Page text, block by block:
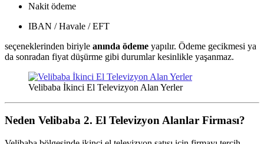
Nakit ödeme
IBAN / Havale / EFT
seçeneklerinden biriyle anında ödeme yapılır. Ödeme gecikmesi ya
da sonradan fiyat düşürme gibi durumlar kesinlikle yaşanmaz.
Velibaba İkinci El Televizyon Alan Yerler
Neden Velibaba 2. El Televizyon Alanlar Firması?